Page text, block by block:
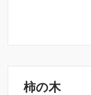
柿の木